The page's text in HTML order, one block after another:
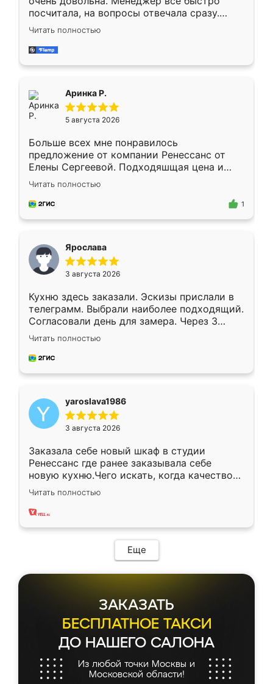
посчитала, на вопросы отвечала сразу.
Замерщик приехал в субботу, подошёл к
делу со всей ответственностью. Собрали
за день, ребята работали аккуратно, даже
Читать полностью
Аринка Р.
5 августа 2026
Больше всех мне понравилось
предложение от компании Ренессанс от
Елены Сергеевой. Подходяшщая цена и
короткие сроки изготовления. Приехавший
для замера сотрудник Владислав
предложил по моему эскизу самый
Читать полностью
1
Ярослава
3 августа 2026
Кухню здесь заказали. Эскизы прислали в
телеграмм. Выбрали наиболее подходящий.
Согласовали день для замера. Через 3
недели кухня была уже готова. Остались
довольны работой. Спасибо Ренессанс
мебель за качественную работу!
Читать полностью
yaroslava1986
3 августа 2026
Заказала себе новый шкаф в студии
Ренессанс где ранее заказывала себе
новую кухню.Чего искать, когда качеством
вполне довольна. Служит кухня уже почти
два года, нареканий нет.
Читать полностью
Еще
ЗАКАЗАТЬ
БЕСПЛАТНОЕ ТАКСИ
ДО НАШЕГО САЛОНА
Из любой точки Москвы и
Московской области!